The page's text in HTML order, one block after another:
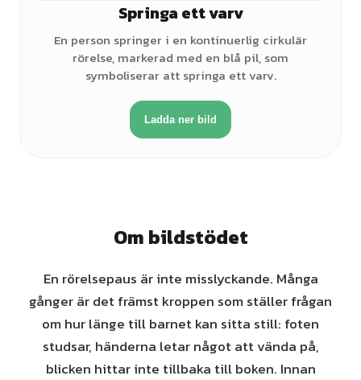
Springa ett varv
En person springer i en kontinuerlig cirkulär
rörelse, markerad med en blå pil, som
symboliserar att springa ett varv.
Ladda ner bild
Om bildstödet
En rörelsepaus är inte misslyckande. Många
gånger är det främst kroppen som ställer frågan
om hur länge till barnet kan sitta still: foten
studsar, händerna letar något att vända på,
blicken hittar inte tillbaka till boken. Innan